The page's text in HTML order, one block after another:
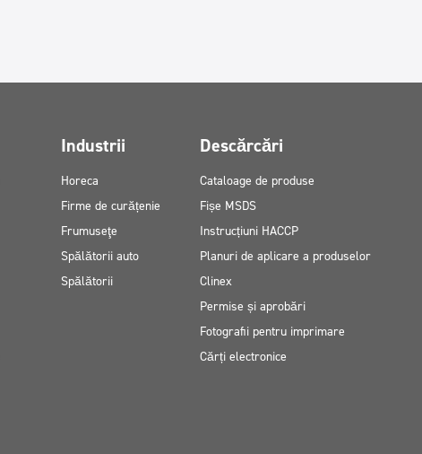
Industrii
Horeca
Firme de curățenie
Frumuseţe
Spălătorii auto
Spălătorii
Descărcări
Cataloage de produse
Fișe MSDS
Instrucțiuni HACCP
Planuri de aplicare a produselor
Clinex
Permise și aprobări
Fotografii pentru imprimare
Cărți electronice